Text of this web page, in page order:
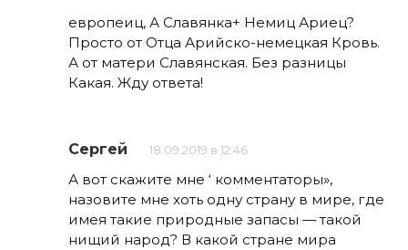
европеиц, А Славянка+ Немиц Ариец?
Просто от Отца Арийско-немецкая Кровь.
А от матери Славянская. Без разницы
Какая. Жду ответа!
Сергей 18.09.2019 в 12:46
А вот скажите мне ‘ комментаторы»,
назовите мне хоть одну страну в мире, где
имея такие природные запасы — такой
нищий народ? В какой стране мира